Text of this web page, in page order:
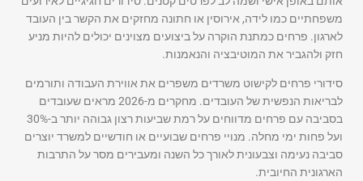
משפחתיים כמו לידה, אירוסין או חתונה מחזקים את הקשר בין העובד
לארגון. פרחים כמתנת הוקרה על ביצועים מצוינים יכולים להיות מניע
חזק ולהגביר את המוטיבציה והנאמנות.
סידורי פרחים לקישוט משרדים משפרים את אווירת העבודה ותורמים
לבריאות הנפשית של העובדים. מחקרים מ-2026 מראים שעובדים
בסביבה עם פרחים מדווחים על רמת שביעות רצון גבוהה יותר ב-30%
ועל פחות ימי מחלה. מנויי פרחים שבועיים או חודשיים למשרד יוצרים
סביבה נעימה וצבעונית לאורך כל השנה ומעבירים מסר על התרבות
הארגונית החיובית.